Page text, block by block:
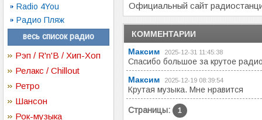
Radio 4You
Радио Пляж
весь список радио
Рэп / R'n'B / Хип-Хоп
Релакс / Chillout
Ретро
Шансон
Рок-музыка
Официальный сайт
КОММЕНТАРИИ
Максим
2025-12-31 11:45:38
Спасибо большое за крутое
Максим
2025-12-19 08:39:54
Крутая музыка. Мне нравится
Страницы: 1